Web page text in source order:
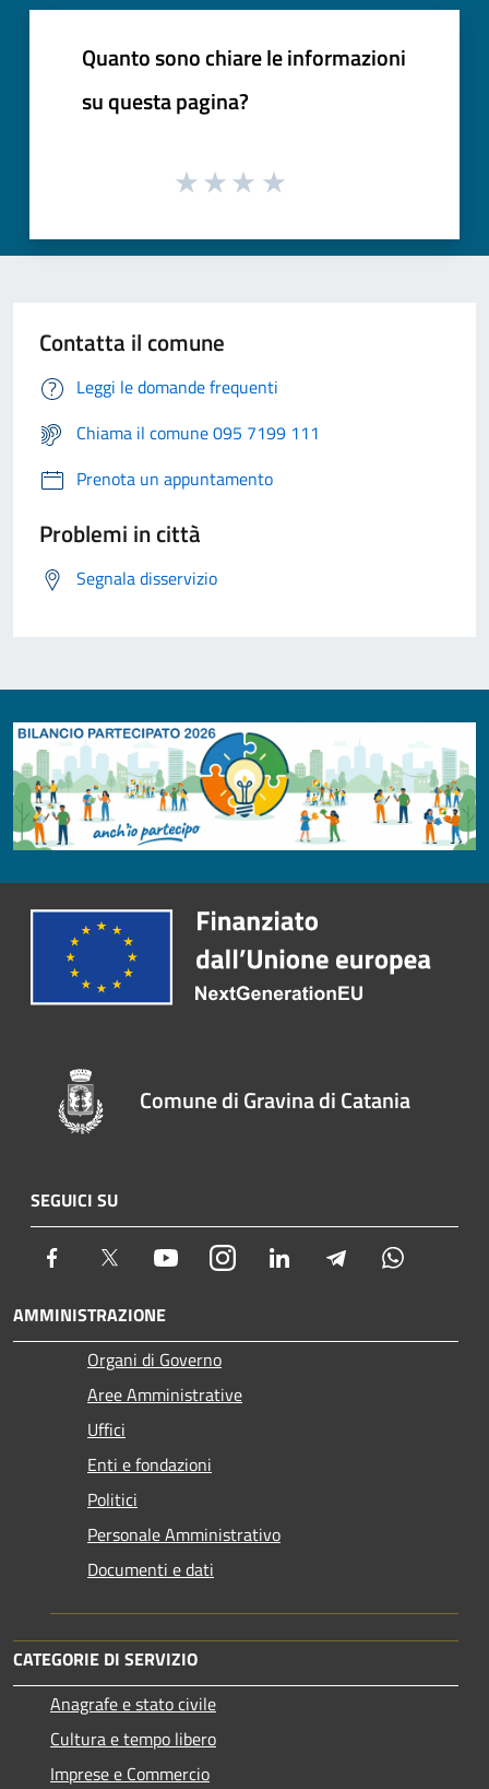
Quanto sono chiare le informazioni
su questa pagina?
Contatta il comune
Leggi le domande frequenti
Chiama il comune 095 7199 111
Prenota un appuntamento
Problemi in città
Segnala disservizio
Comune di Gravina di Catania
SEGUICI SU
Facebook Twitter YoutubeInstagram LinkedIn Telegram
AMMINISTRAZIONE
Organi di Governo
Aree Amministrative
Uffici
Enti e fondazioni
Politici
Personale Amministrativo
Documenti e dati
CATEGORIE DI SERVIZIO
Anagrafe e stato civile
Cultura e tempo libero
Imprese e Commercio